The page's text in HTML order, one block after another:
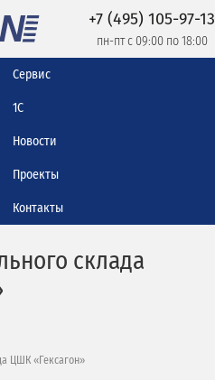
+7 (495) 105-97-13
пн-пт с 09:00 по 18:00
Сервис
1С
Новости
Проекты
Контакты
склада
ЦШК «Гексагон»